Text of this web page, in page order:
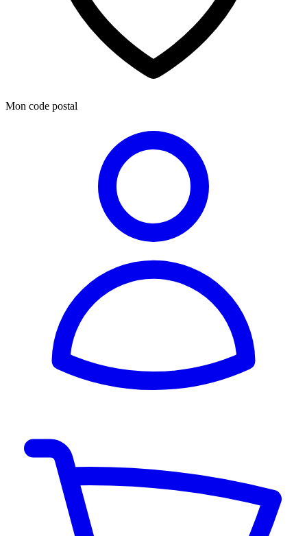
Mon code postal